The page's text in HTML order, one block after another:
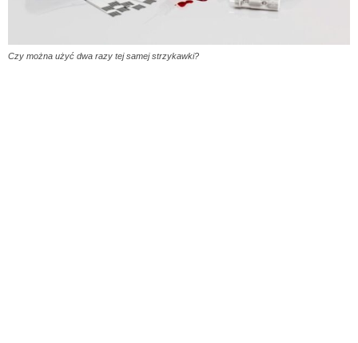
Czy można użyć dwa razy tej samej strzykawki?